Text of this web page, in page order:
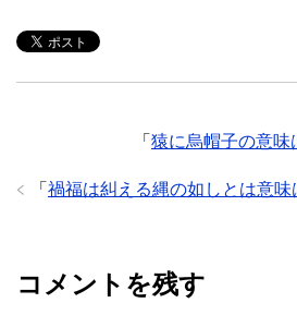
「 猿に烏帽子の意味
「 禍福は糾える縄の如しとは意
コメントを残す